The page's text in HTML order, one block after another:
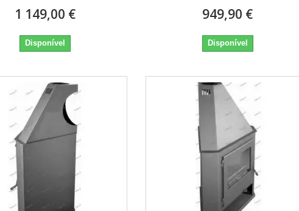
1 149,00 €
Disponível
949,90 €
Disponível